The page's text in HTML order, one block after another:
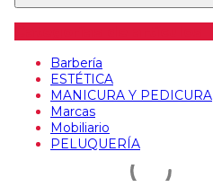
Barbería
ESTÉTICA
MANICURA Y PEDICURA
Marcas
Mobiliario
PELUQUERÍA